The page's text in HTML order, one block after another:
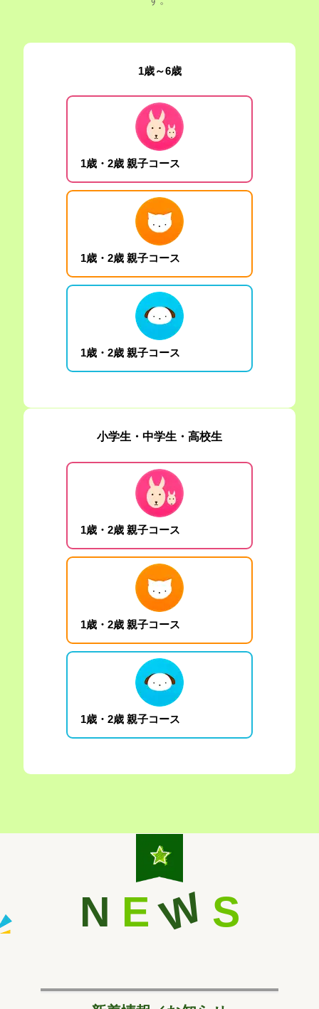
1歳～6歳
1歳・2歳 親子コース
1歳・2歳 親子コース
1歳・2歳 親子コース
小学生・中学生・高校生
1歳・2歳 親子コース
1歳・2歳 親子コース
1歳・2歳 親子コース
N EW S